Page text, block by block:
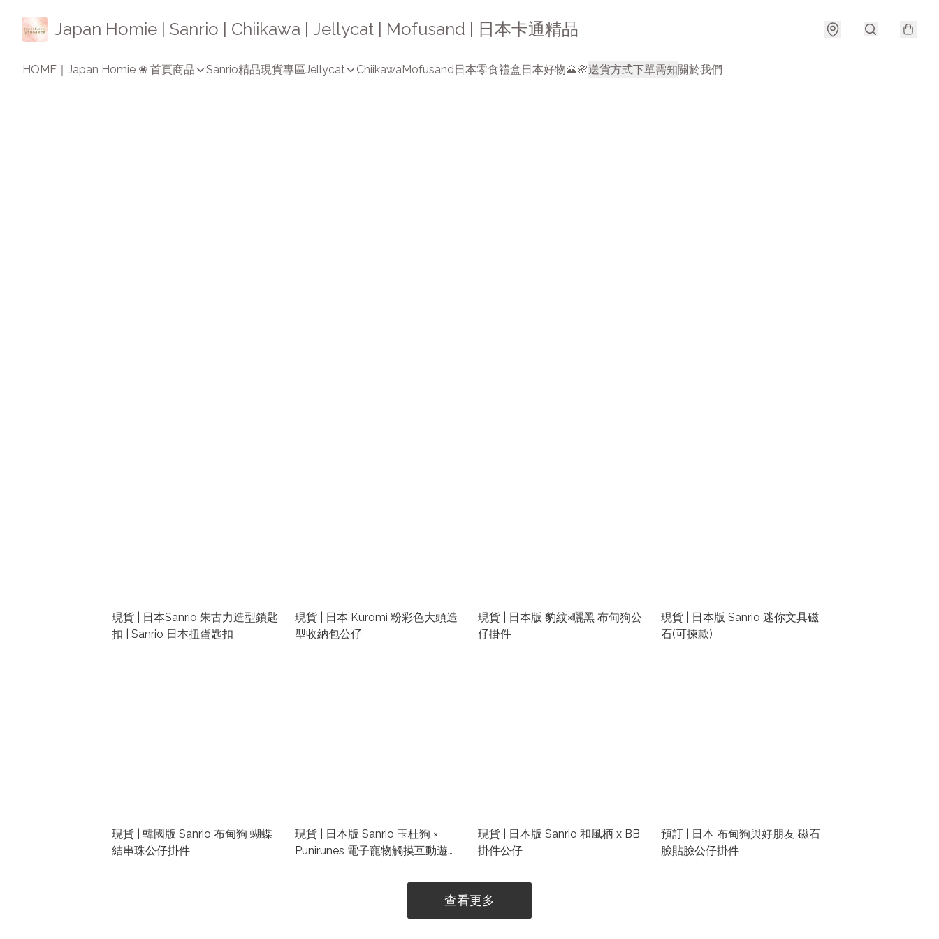
Japan Homie | Sanrio | Chiikawa | Jellycat | Mofusand | 日本卡通精品
HOME｜Japan Homie ❀ 首頁商品 Sanrio精品現貨專區Jellycat ChiikawaMofusand日本零食禮盒日本好物🗻🌸送貨方式下單需知關於我們
現貨 | 日本Sanrio 朱古力造型鎖匙
扣 | Sanrio 日本扭蛋匙扣
現貨 | 日本 Kuromi 粉彩色大頭造
型收納包公仔
現貨 | 日本版 豹紋×曬黑 布甸狗公
仔掛件
現貨 | 日本版 Sanrio 迷你文具磁
石(可揀款)
現貨 | 韓國版 Sanrio 布甸狗 蝴蝶
結串珠公仔掛件
現貨 | 日本版 Sanrio 玉桂狗 ×
Punirunes 電子寵物觸摸互動遊戲
現貨 | 日本版 Sanrio 和風柄 x BB
掛件公仔
預訂 | 日本 布甸狗與好朋友 磁石
臉貼臉公仔掛件
查看更多